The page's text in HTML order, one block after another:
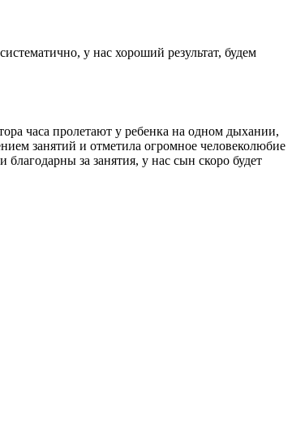
у нас хороший результат, будем
часа пролетают у ребенка на одном дыхании,
занятий и отметила огромное человеколюбие
за занятия, у нас сын скоро будет